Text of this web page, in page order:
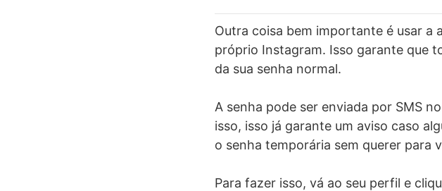
Outra coisa bem importante é usar a
próprio Instagram. Isso garante que
da sua senha normal.
A senha pode ser enviada por SMS
isso, isso já garante um aviso caso
o senha temporária sem querer para
Para fazer isso, vá ao seu perfil e